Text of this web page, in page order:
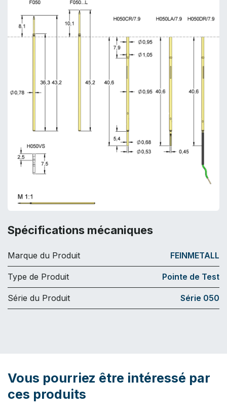
Spécifications mécaniques
Marque du Produit FEINMETALL
Type de Produit Pointe de Test
Série du Produit Série 050
Vous pourriez être intéressé par
ces produits